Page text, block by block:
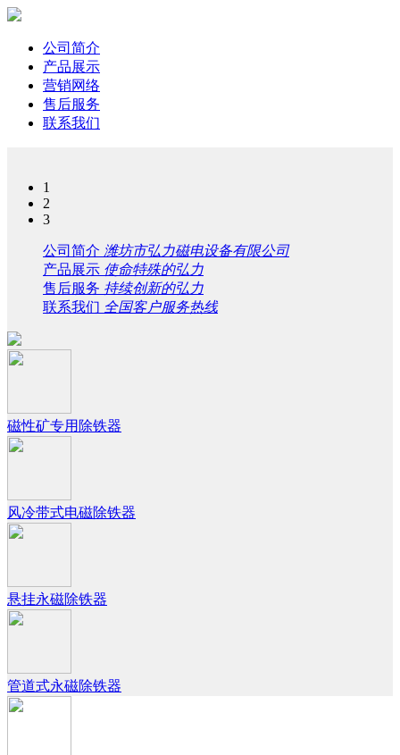
公司简介
产品展示
营销网络
售后服务
联系我们
1
2
3
公司简介 潍坊市弘力磁电设备有限公司
产品展示 使命特殊的弘力
售后服务 持续创新的弘力
联系我们 全国客户服务热线
磁性矿专用除铁器
风冷带式电磁除铁器
悬挂永磁除铁器
管道式永磁除铁器